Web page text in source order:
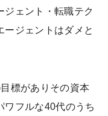
ェント・転職テク
ージェントはダメと
標がありその資本
ワフルな40代のうち